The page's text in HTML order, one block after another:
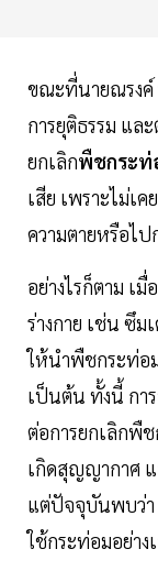
ขณะที่นายณรงค์
การยุติธรรม แล
ยกเลิกพืชกระท่
เสีย เพราะไม่เ
ความตายหรือไ
อย่างไรก็ตาม เ
ร่างกาย เช่น ซึม
ให้นำพืชกระท่อ
เป็นต้น ทั้งนี้ กา
ต่อการยกเลิกพื
เกิดสุญญากาศ แ
แต่ปัจจุบันพบว่า
ใช้กระท่อมอย่าง